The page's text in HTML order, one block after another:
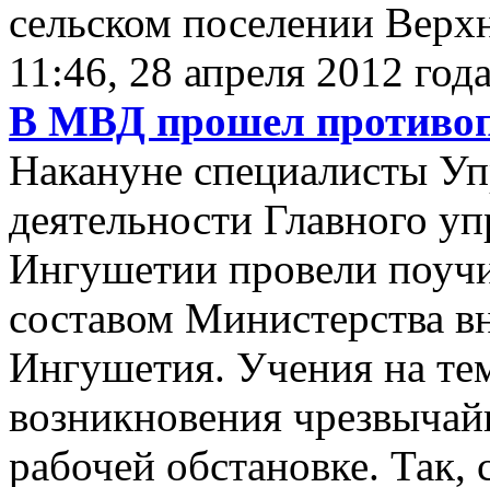
сельском поселении
11:46, 28 апреля 2012
В МВД прошел
Накануне специалисты
деятельности Главного
Ингушетии провели
составом Министерства
Ингушетия. Учения на
возникновения
рабочей обстановке. Так,